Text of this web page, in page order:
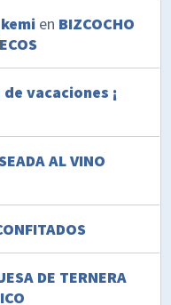
en BIZCOCHO
vacaciones ¡
AL VINO
DE TERNERA